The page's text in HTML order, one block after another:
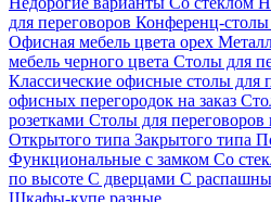
для переговоров Конференц-столы
Офисная мебель цвета орех
мебель черного цвета Столы для
Классические офисные столы для
офисных перегородок на заказ
розетками Столы для переговоров
Открытого типа Закрытого типа
Функциональные с замком Со
по высоте С дверцами С
Шкафы-купе разные